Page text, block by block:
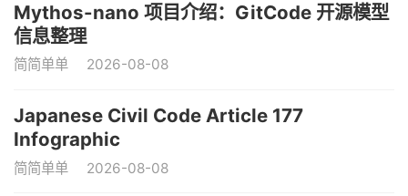
Mythos-nano 项目介绍：GitCode 开源模型
信息整理
简简单单 2026-08-08
Japanese Civil Code Article 177
Infographic
简简单单 2026-08-08